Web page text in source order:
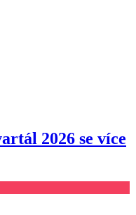
2026 se více